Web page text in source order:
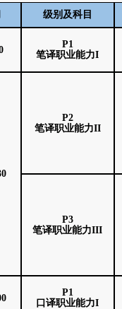
级别及科目
P1
笔译职业能力I
P2
笔译职业能力II
P3
笔译职业能力III
P1
口译职业能力I